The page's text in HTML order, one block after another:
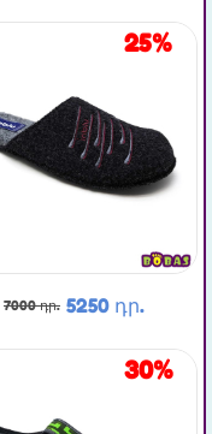
25%
5250 դր.
7000 դր.
30%